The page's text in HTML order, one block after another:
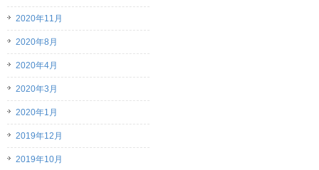
2020年11月
2020年8月
2020年4月
2020年3月
2020年1月
2019年12月
2019年10月